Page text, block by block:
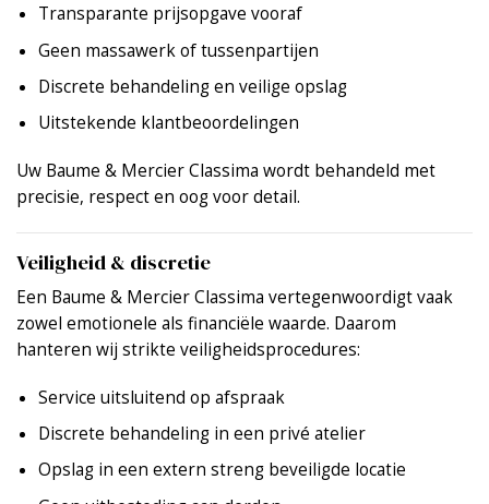
Transparante prijsopgave vooraf
Geen massawerk of tussenpartijen
Discrete behandeling en veilige opslag
Uitstekende klantbeoordelingen
Uw Baume & Mercier Classima wordt behandeld met
precisie, respect en oog voor detail.
Veiligheid & discretie
Een Baume & Mercier Classima vertegenwoordigt vaak
zowel emotionele als financiële waarde. Daarom
hanteren wij strikte veiligheidsprocedures:
Service uitsluitend op afspraak
Discrete behandeling in een privé atelier
Opslag in een extern streng beveiligde locatie